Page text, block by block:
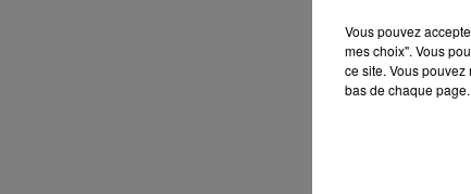
Vous pouvez
mes choix". Vous
ce site. Vous
bas de chaque page.